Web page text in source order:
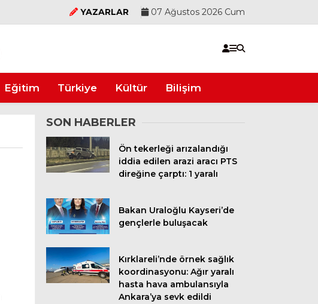
YAZARLAR 07 Ağustos 2026 Cum
Eğitim Türkiye Kültür Bilişim
SON HABERLER
Ön tekerleği arızalandığı
iddia edilen arazi aracı PTS
direğine çarptı: 1 yaralı
Bakan Uraloğlu Kayseri’de
gençlerle buluşacak
Kırklareli’nde örnek sağlık
koordinasyonu: Ağır yaralı
hasta hava ambulansıyla
Ankara’ya sevk edildi